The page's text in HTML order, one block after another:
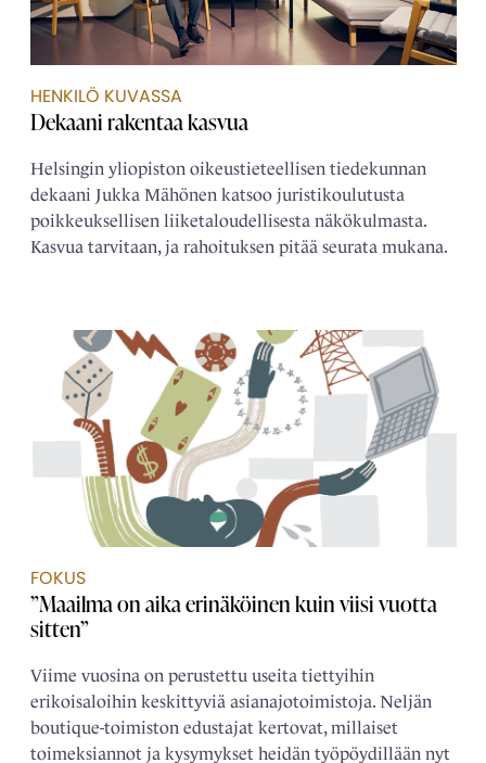
HENKILÖ KUVASSA
Dekaani rakentaa kasvua
Helsingin yliopiston oikeustieteellisen tiedekunnan
dekaani Jukka Mähönen katsoo juristikoulutusta
poikkeuksellisen liiketaloudellisesta näkökulmasta.
Kasvua tarvitaan, ja rahoituksen pitää seurata mukana.
FOKUS
”Maailma on aika erinäköinen kuin viisi vuotta
sitten”
Viime vuosina on perustettu useita tiettyihin
erikoisaloihin keskittyviä asianajotoimistoja. Neljän
boutique-toimiston edustajat kertovat, millaiset
toimeksiannot ja kysymykset heidän työpöydillään nyt